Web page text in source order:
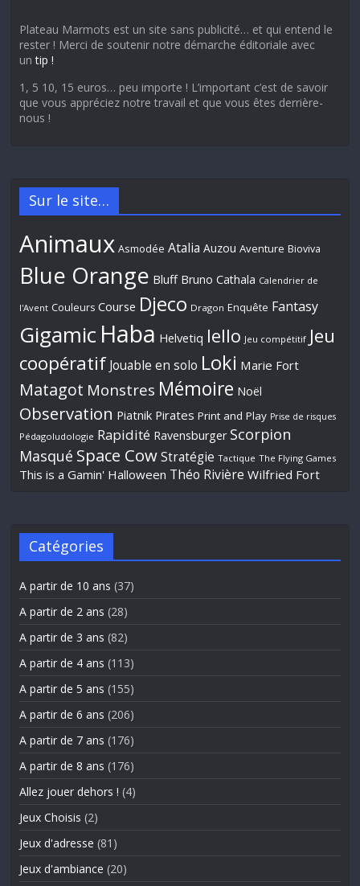
Plateau Marmots est un site sans publicité… et qui entend le
rester ! Merci de soutenir notre démarche éditoriale avec
untip !
1, 5 10, 15 euros… peu importe ! L’important c’est de savoir
que vous appréciez notre travail et que vous êtes derrière-
nous !
Sur le site…
Animaux Asmodée Atalia Auzou Aventure Bioviva
Blue Orange Bluff Bruno Cathala Calendrier de
l'Avent Couleurs Course Djeco Dragon Enquête Fantasy
Gigamic Haba Helvetiq Iello Jeu compétitif Jeu
coopératif Jouable en solo Loki Marie Fort
Matagot Monstres Mémoire Noël
Observation Piatnik Pirates Print and Play Prise de risques
Pédagoludologie Rapidité Ravensburger Scorpion
Masqué Space Cow Stratégie Tactique The Flying Games
This is a Gamin' Halloween Théo Rivière Wilfried Fort
Catégories
A partir de 10 ans (37)
A partir de 2 ans (28)
A partir de 3 ans (82)
A partir de 4 ans (113)
A partir de 5 ans (155)
A partir de 6 ans (206)
A partir de 7 ans (176)
A partir de 8 ans (176)
Allez jouer dehors ! (4)
Jeux Choisis (2)
Jeux d'adresse (81)
Jeux d'ambiance (20)